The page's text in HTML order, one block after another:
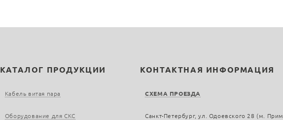
КАТАЛОГ ПРОДУКЦИИ
Кабель витая пара
Оборудование для СКС
КОНТАКТНАЯ ИНФОРМАЦИЯ
СХЕМА ПРОЕЗДА
Санкт-Петербург, ул. Одоевского 28 (м.